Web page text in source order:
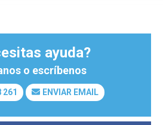
ayuda?
o escríbenos
261 ENVIAR EMAIL